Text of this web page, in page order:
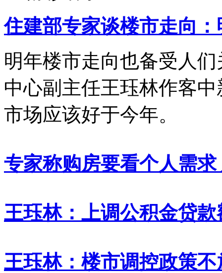
住建部专家谈楼市走向
明年楼市走向也备受人
中心副主任王珏林作客
市场应该好于今年。
专家称购房要看个人需
王珏林：上调公积金贷
王珏林：楼市调控政策